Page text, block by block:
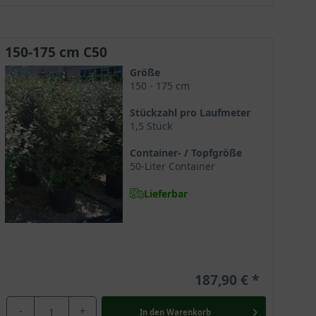
Pflanze ideale Bedingungen für ein kräftiges
Großteil der Ölweiden im Container geliefert wird,
Vor allem im Frühling und bei frisch gepflanzten
bleiben, muss zusätzlich zur Gießkanne
150-175 cm C50
Größe
150 - 175 cm
Stückzahl pro Laufmeter
1,5 Stück
Container- / Topfgröße
50-Liter Container
Lieferbar
187,90 €
- + In den Warenkorb